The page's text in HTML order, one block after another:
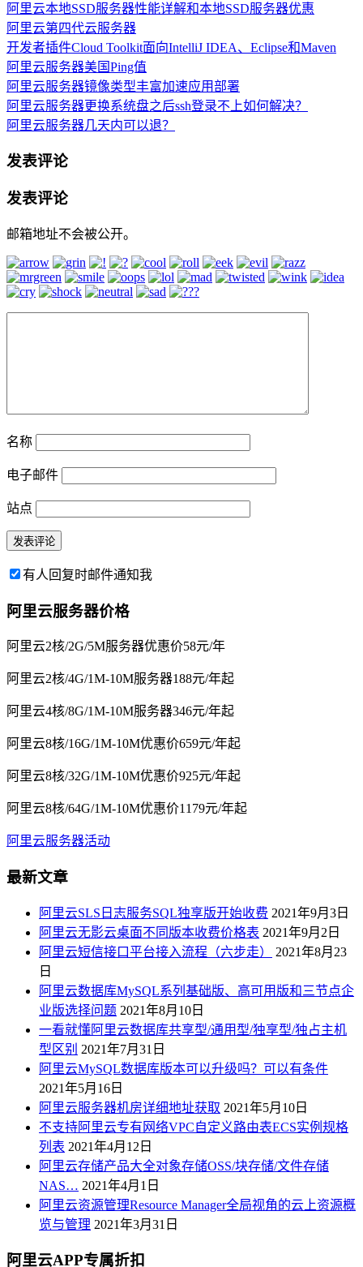
阿里云本地SSD服务器性能详解和本地SSD服务器优惠
阿里云第四代云服务器
开发者插件Cloud Toolkit面向IntelliJ IDEA、Eclipse和Maven
阿里云服务器美国Ping值
阿里云服务器镜像类型丰富加速应用部署
阿里云服务器更换系统盘之后ssh登录不上如何解决？
阿里云服务器几天内可以退？
发表评论
发表评论
邮箱地址不会被公开。
名称
电子邮件
站点
有人回复时邮件通知我
阿里云服务器价格
阿里云2核/2G/5M服务器优惠价58元/年
阿里云2核/4G/1M-10M服务器188元/年起
阿里云4核/8G/1M-10M服务器346元/年起
阿里云8核/16G/1M-10M优惠价659元/年起
阿里云8核/32G/1M-10M优惠价925元/年起
阿里云8核/64G/1M-10M优惠价1179元/年起
阿里云服务器活动
最新文章
阿里云SLS日志服务SQL独享版开始收费 2021年9月3日
阿里云无影云桌面不同版本收费价格表 2021年9月2日
阿里云短信接口平台接入流程（六步走）
2021年8月23
日
阿里云数据库MySQL系列基础版、高可用版和三节点企
业版选择问题 2021年8月10日
一看就懂阿里云数据库共享型/通用型/独享型/独占主机
型区别 2021年7月31日
阿里云MySQL数据库版本可以升级吗？可以有条件
2021年5月16日
阿里云服务器机房详细地址获取 2021年5月10日
不支持阿里云专有网络VPC自定义路由表ECS实例规格
列表 2021年4月12日
阿里云存储产品大全对象存储OSS/块存储/文件存储
NAS… 2021年4月1日
阿里云资源管理Resource Manager全局视角的云上资源概
览与管理 2021年3月31日
阿里云APP专属折扣